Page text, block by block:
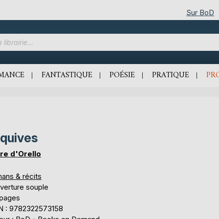
Sur BoD
FANTASTIQUE POÉSIE PRATIQUE
d'Orello
& récits
souple
: 9782322573158